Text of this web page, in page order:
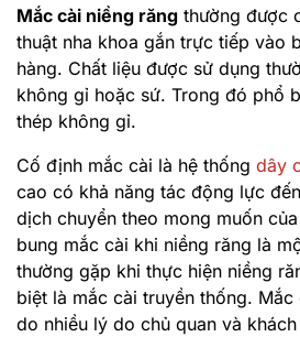
Mắc cài niềng răng thường được
thuật nha khoa gắn trực tiếp vào
hàng. Chất liệu được sử dụng
không gỉ hoặc sứ. Trong đó phổ
thép không gỉ.
Cố định mắc cài là hệ thống dây
cao có khả năng tác động lực
dịch chuyển theo mong muốn
bung mắc cài khi niềng răng là
thường gặp khi thực hiện niềng
biệt là mắc cài truyền thống.
do nhiều lý do chủ quan và khách